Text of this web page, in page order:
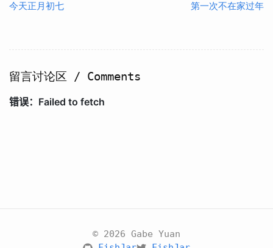
今天正月初七 第一次不在家过年
留言讨论区 / Comments
© 2026 Gabe Yuan